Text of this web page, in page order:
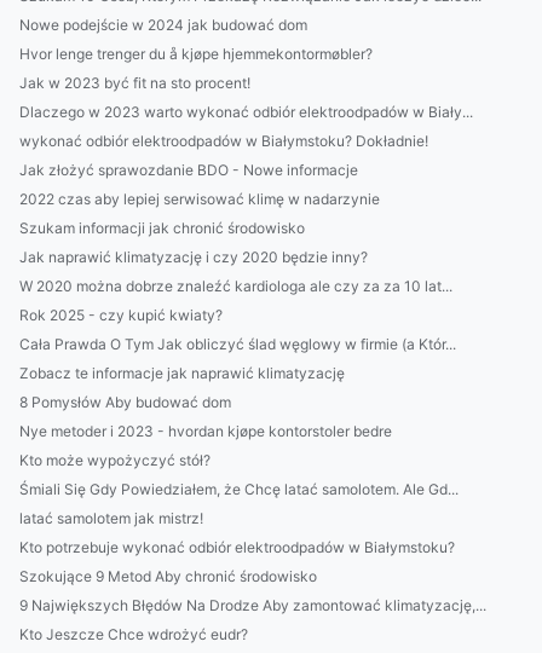
Nowe podejście w 2024 jak budować dom
Hvor lenge trenger du å kjøpe hjemmekontormøbler?
Jak w 2023 być fit na sto procent!
Dlaczego w 2023 warto wykonać odbiór elektroodpadów w Biały...
wykonać odbiór elektroodpadów w Białymstoku? Dokładnie!
Jak złożyć sprawozdanie BDO - Nowe informacje
2022 czas aby lepiej serwisować klimę w nadarzynie
Szukam informacji jak chronić środowisko
Jak naprawić klimatyzację i czy 2020 będzie inny?
W 2020 można dobrze znaleźć kardiologa ale czy za za 10 lat...
Rok 2025 - czy kupić kwiaty?
Cała Prawda O Tym Jak obliczyć ślad węglowy w firmie (a Któr...
Zobacz te informacje jak naprawić klimatyzację
8 Pomysłów Aby budować dom
Nye metoder i 2023 - hvordan kjøpe kontorstoler bedre
Kto może wypożyczyć stół?
Śmiali Się Gdy Powiedziałem, że Chcę latać samolotem. Ale Gd...
latać samolotem jak mistrz!
Kto potrzebuje wykonać odbiór elektroodpadów w Białymstoku?
Szokujące 9 Metod Aby chronić środowisko
9 Największych Błędów Na Drodze Aby zamontować klimatyzację,...
Kto Jeszcze Chce wdrożyć eudr?